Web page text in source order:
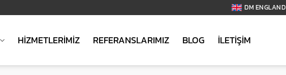
DM ENGLAND
HİZMETLERİMİZ REFERANSLARIMIZ BLOG İLETİŞİM